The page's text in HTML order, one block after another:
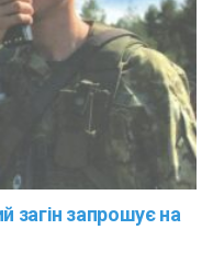
запрошує на